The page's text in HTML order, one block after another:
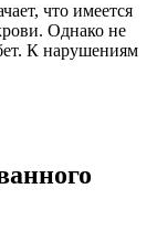
что имеется
Однако не
К нарушениям